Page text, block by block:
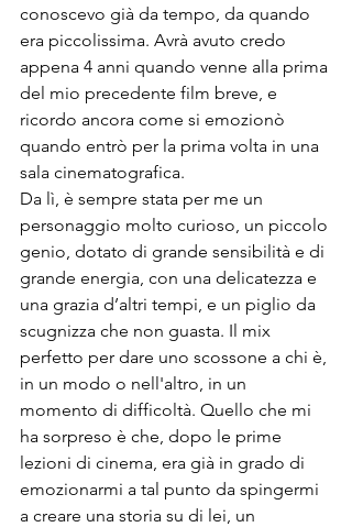
conoscevo già da tempo, da quando
era piccolissima. Avrà avuto credo
appena 4 anni quando venne alla prima
del mio precedente film breve, e
ricordo ancora come si emozionò
quando entrò per la prima volta in una
sala cinematografica.
Da lì, è sempre stata per me un
personaggio molto curioso, un piccolo
genio, dotato di grande sensibilità e di
grande energia, con una delicatezza e
una grazia d’altri tempi, e un piglio da
scugnizza che non guasta. Il mix
perfetto per dare uno scossone a chi è,
in un modo o nell'altro, in un
momento di difficoltà. Quello che mi
ha sorpreso è che, dopo le prime
lezioni di cinema, era già in grado di
emozionarmi a tal punto da spingermi
a creare una storia su di lei, un